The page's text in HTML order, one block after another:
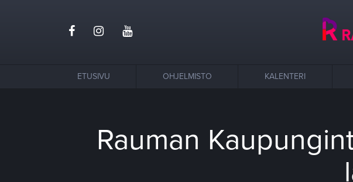
ETUSIVU OHJELMISTO KALENTERI
Rauman